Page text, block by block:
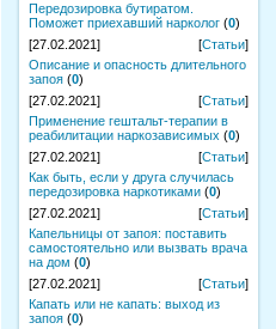
Передозировка бутиратом.
Поможет приехавший нарколог (0)
[27.02.2021]
[Статьи]
Описание и опасность длительного
запоя (0)
[27.02.2021]
[Статьи]
Применение гештальт-терапии в
реабилитации наркозависимых (0)
[27.02.2021]
[Статьи]
Как быть, если у друга случилась
передозировка наркотиками (0)
[27.02.2021]
[Статьи]
Капельницы от запоя: поставить
самостоятельно или вызвать врача
на дом (0)
[27.02.2021]
[Статьи]
Капать или не капать: выход из
запоя (0)